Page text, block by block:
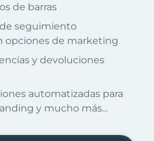
de barras
seguimiento
opciones de marketing
y devoluciones
automatizadas para
y mucho más...